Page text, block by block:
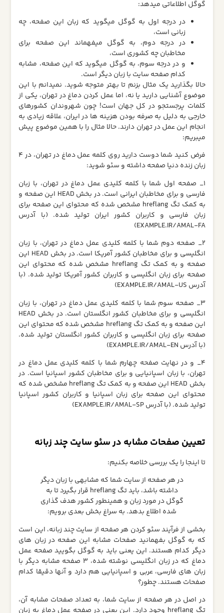
گوگل اطلاعاتی میدهد:
در درجه اول به گوگل میگوید که زبان این صفحه، چه
زبانی است،
در درجه دوم، به گوگل میفهماند این صفحه برای
مخاطبان چه کشوری است،
و در درجه سوم، به گوگل میگوید که این صفحه، مشابه
کدام صفحه سایت با زبان دیگر است.
حالا بگذارید یک مثال بزنم تا بهتر متوجه شوید. نمیدانم با این
موضوع آشنایی دارید یا نه، اما عمل کردن دماغ در تهران، یکی از
کلمات پرجستجو در کل جهان است! چون شهروندان کشورهای
خارجی به دلیل به صرفه بودن هزینه ها در ایران، علاقه زیادی به
انجام این عمل در تهران دارند. حالا مثال را با همین موضوع پیش
میبریم:
فرض کنید شما دوست دارید روی کلمه عمل دماغ در تهران، در 4
زبان زنده دنیا صفحه داشته و سئو شوید:
1_ صفحه اول شما با کلمه کلیدی عمل دماغ در تهران، با زبان
فارسی و برای مخاطبان ایرانی است. در بخش HEAD این صفحه و
به کمک تگ hreflang مشخص شده که محتوای این صفحه برای
زبان فارسی و کاربران کشور ایران تولید شده. (با آدرس
EXAMPLE.IR/AMAL-FA)
2_ صفحه دوم شما با کلمه کلیدی عمل دماغ در تهران، با زبان
انگلیسی و برای مخاطبان کشور آمریکا است. در بخش HEAD این
صفحه و به کمک تگ hreflang مشخص شده که محتوای این
صفحه برای زبان انگلیسی و کاربران کشور آمریکا تولید شده. (با
آدرس EXAMPLE.IR/AMAL-US)
3_ صفحه سوم شما با کلمه کلیدی عمل دماغ در تهران، با زبان
انگلیسی و برای مخاطبان کشور انگلستان است. در بخش HEAD
این صفحه و به کمک تگ hreflang مشخص شده که محتوای این
صفحه برای زبان انگلیسی و کاربران کشور انگلستان تولید شده.
(با آدرس EXAMPLE.IR/AMAL-EN)
4_ و در نهایت صفحه چهارم شما با کلمه کلیدی عمل دماغ در
تهران، با زبان اسپانیایی و برای مخاطبان کشور اسپانیا است. در
بخش HEAD این صفحه و به کمک تگ hreflang مشخص شده که
محتوای این صفحه برای زبان اسپانیا و کاربران کشور اسپانیا
تولید شده. (با آدرس EXAMPLE.IR/AMAL-SP)
تعیین صفحات مشابه در سئو سایت چند زبانه
تا اینجا را یک بررسی خلاصه بکنیم:
در هر صفحه از سایت شما که مشابهی با زبان دیگر
داشته باشد، باید تگ hreflang قرار بگیرد تا به
گوگل در مورد زبان و همینطور کشور هدف گذاری
شده اطلاع بدهد. به سراغ بخش بعدی برویم:
بخشی از فرآیند سئو کردن هر صفحه از سایت چند زبانه، این است
که به گوگل بفهمانید صفحات مشابه این صفحه در زبان های
دیگر کدام هستند. این یعنی باید به گوگل بگویید صفحه عمل
دماغ که در زبان انگلیسی نوشته شده، 3 صفحه مشابه دیگر با
زبان های فارسی، عربی و اسپانیایی هم دارد و آنها دقیقا کدام
صفحات هستند. چطور؟
در اصل در هر صفحه از سایت شما، به تعداد صفحات مشابه آن،
تگ hreflang وجود دارد. این یعنی در صفحه عمل دماغ به زبان